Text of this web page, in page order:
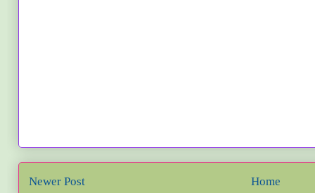
Newer Post Home